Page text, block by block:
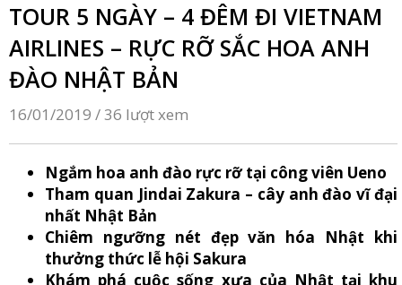
TOUR 5 NGÀY – 4 ĐÊM ĐI VIETNAM
AIRLINES – RỰC RỠ SẮC HOA ANH
ĐÀO NHẬT BẢN
16/01/2019 /36 lượt xem
Ngắm hoa anh đào rực rỡ tại công viên Ueno
Tham quan Jindai Zakura – cây anh đào vĩ đại
nhất Nhật Bản
Chiêm ngưỡng nét đẹp văn hóa Nhật khi
thưởng thức lễ hội Sakura
Khám phá cuộc sống xưa của Nhật tại khu